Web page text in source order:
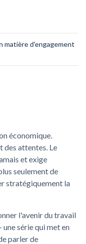
matière d'engagement
économique.
des attentes. Le
et exige
seulement de
stratégiquement la
l'avenir du travail
une série qui met en
parler de